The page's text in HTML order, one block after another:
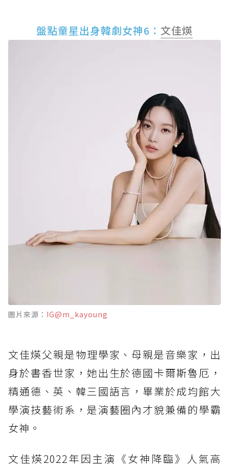
盤點童星出身韓劇女神6： 文佳煐
圖片來源： IG@m_kayoung
文佳煐父親是物理學家、母親是音樂家，出
身於書香世家，她出生於德國卡爾斯魯厄，
精通德、英、韓三國語言，畢業於成均館大
學演技藝術系，是演藝圈內才貌兼備的學霸
女神。
文佳煐2022年因主演《女神降臨》人氣高